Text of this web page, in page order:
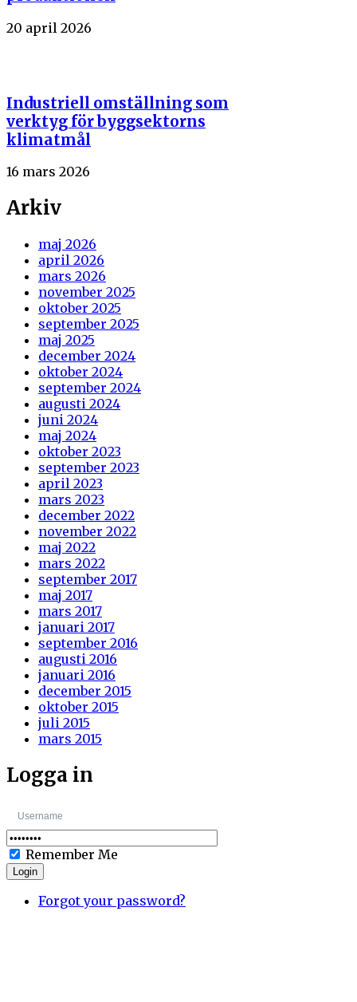
20 april 2026
Industriell omställning som
verktyg för byggsektorns
klimatmål
16 mars 2026
Arkiv
maj 2026
april 2026
mars 2026
november 2025
oktober 2025
september 2025
maj 2025
december 2024
oktober 2024
september 2024
augusti 2024
juni 2024
maj 2024
oktober 2023
september 2023
april 2023
mars 2023
december 2022
november 2022
maj 2022
mars 2022
september 2017
maj 2017
mars 2017
januari 2017
september 2016
augusti 2016
januari 2016
december 2015
oktober 2015
juli 2015
mars 2015
Logga in
Remember Me
Login
Forgot your password?